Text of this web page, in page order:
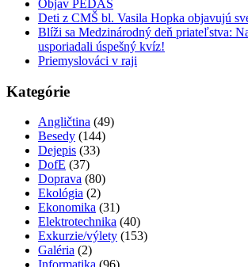
Objav PEDAS
Deti z CMŠ bl. Vasila Hopka objavujú
Blíži sa Medzinárodný deň priateľstva:
usporiadali úspešný kvíz!
Priemyslováci v raji
Kategórie
Angličtina (49)
Besedy (144)
Dejepis (33)
DofE (37)
Doprava (80)
Ekológia (2)
Ekonomika (31)
Elektrotechnika (40)
Exkurzie/výlety (153)
Galéria (2)